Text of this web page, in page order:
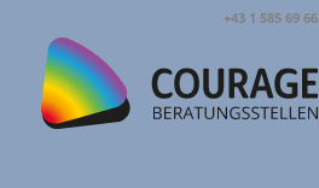
+43 1 585 69 66